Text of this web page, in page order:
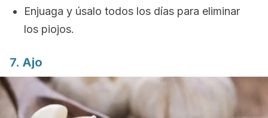
Enjuaga y úsalo todos los días para eliminar
los piojos.
7. Ajo